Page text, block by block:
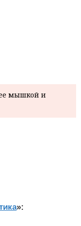
мышкой и
»: